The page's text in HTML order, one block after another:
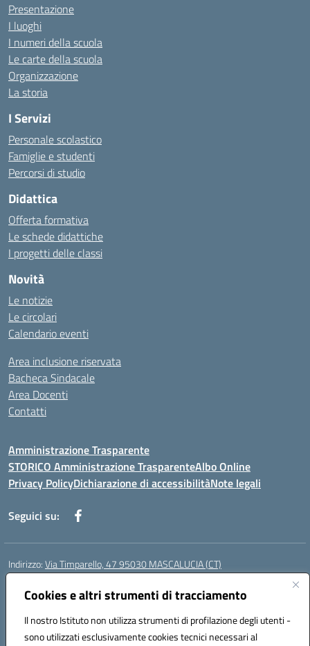
Cookies e altri strumenti di tracciamento
Il nostro Istituto non utilizza strumenti di profilazione degli utenti -
sono utilizzati esclusivamente cookies tecnici necessari al
Presentazione
I luoghi
I numeri della scuola
Le carte della scuola
Organizzazione
La storia
I Servizi
Personale scolastico
Famiglie e studenti
Percorsi di studio
Didattica
Offerta formativa
Le schede didattiche
I progetti delle classi
Novità
Le notizie
Le circolari
Calendario eventi
Area inclusione riservata
Bacheca Sindacale
Area Docenti
Contatti
Amministrazione Trasparente
STORICO Amministrazione TrasparenteAlbo Online
Privacy PolicyDichiarazione di accessibilitàNote legali
Seguici su:
Indirizzo:Via Timparello, 47 95030 MASCALUCIA (CT)
Centralino:
Posta elettronica certificata (PEC):ctic8bc002@pec.istruzione.it
Codice fiscale: 93238350875
Codice meccanografico:ctic8bc002